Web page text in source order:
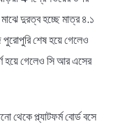
দুরত্ব হচ্ছে মাত্র ৪.১
পুরোপুরি শেষ হয়ে গেলেও
হয়ে গেলেও সি আর এসের
থেকে প্ল্যাটফর্ম বোর্ড বসে